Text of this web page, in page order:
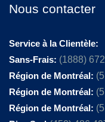
Nous contacter
Service à la Clientèle:
Sans-Frais: (1888)
Région de Montréal:
Région de Montréal:
Région de Montréal: